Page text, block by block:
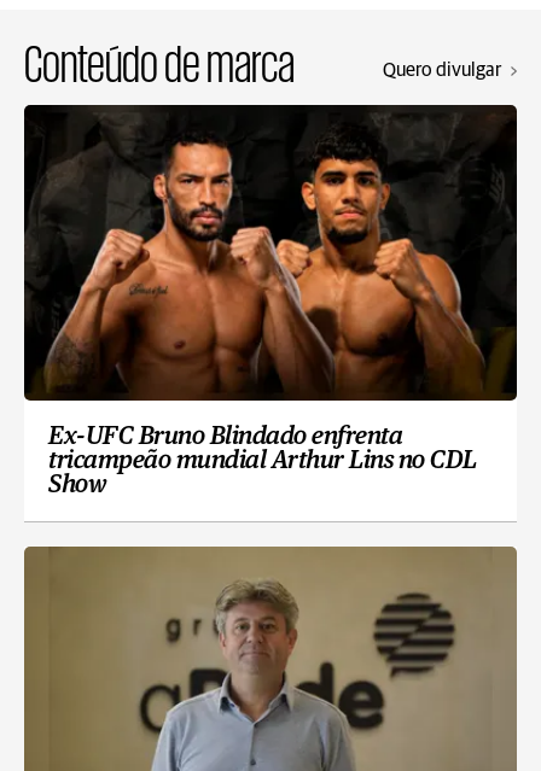
Conteúdo de marca Quero divulgar
Ex-UFC Bruno Blindado enfrenta
tricampeão mundial Arthur Lins no CDL
Show